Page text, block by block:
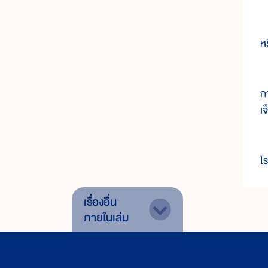
เรื่องอื่น
ภายในเล่ม